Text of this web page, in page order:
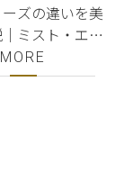
ズの違いを美
ミスト・エマ
イルの使い分
販売店ShellBear
MORE